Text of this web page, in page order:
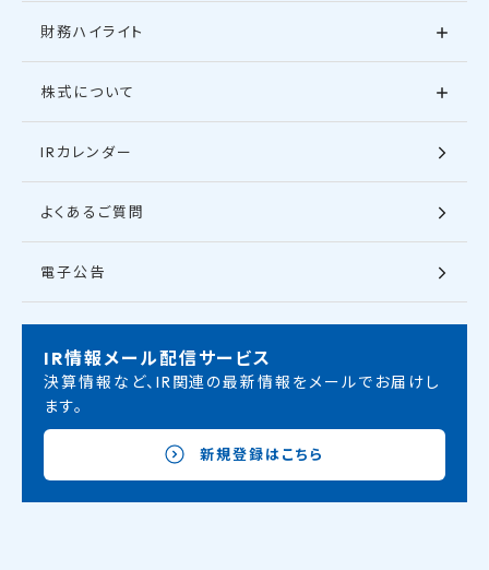
財務ハイライト
株式について
IRカレンダー
よくあるご質問
電子公告
IR情報メール配信サービス
決算情報など、IR関連の最新情報をメールでお届けし
ます。
新規登録はこちら